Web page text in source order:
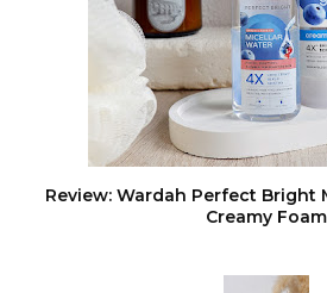
Review: Wardah Perfect Bright
Creamy Foam